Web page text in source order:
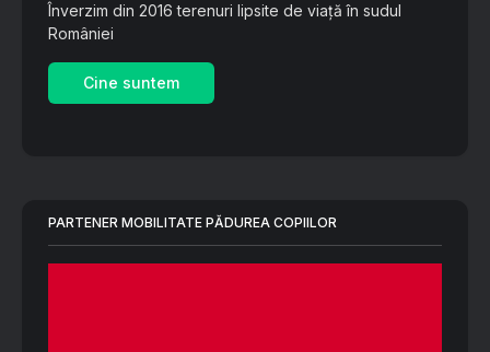
Înverzim din 2016 terenuri lipsite de viață în sudul
României
Cine suntem
PARTENER MOBILITATE PĂDUREA COPIILOR